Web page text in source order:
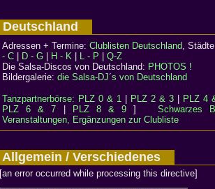
Deutschland
Adressen + Termine: Clublisten Deutschland,
- C
D - G H - K L - P
Q-Z
Die Salsa-Discos von Deutschland: PHOTOS !
Bildergalerie: die Salsa-DJ´s von Deutschland
Tanzpartnerbörse: PLZ 0 & 1 PLZ 2 & 3
PLZ 4
PLZ 6 & 7
PLZ 8 & 9 ] Schwarzes
Veranstaltungen, Ergänzungen zur Clubliste
Allgemein / Verschiedenes
[an error occurred while processing this directive]